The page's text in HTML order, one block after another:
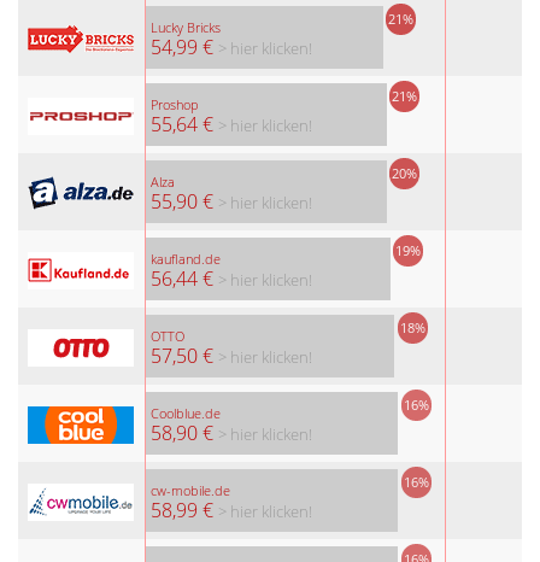
Lucky Bricks
54,99 €
21%
> hier klicken!
Proshop
55,64 €
21%
> hier klicken!
Alza
55,90 €
20%
> hier klicken!
kaufland.de
56,44 €
19%
> hier klicken!
OTTO
57,50 €
18%
> hier klicken!
Coolblue.de
58,90 €
16%
> hier klicken!
cw-mobile.de
58,99 €
16%
> hier klicken!